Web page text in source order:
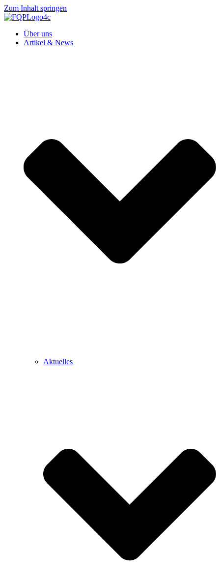
Zum Inhalt springen
Über uns
Artikel & News
Aktuelles